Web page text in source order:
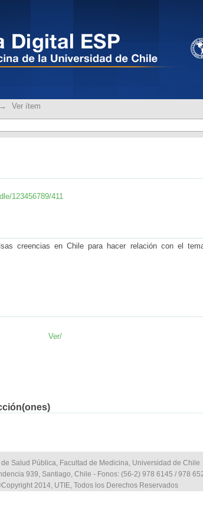
→ Ver ítem
123456789/411
creencias en Chile para hacer relación con el
Ver/
de Salud Pública, Facultad de Medicina, Universidad de Chile
939, Santiago, Chile - Fonos: (56-2) 978 6145 / 978
2014, UTIE, Todos los Derechos Reservados